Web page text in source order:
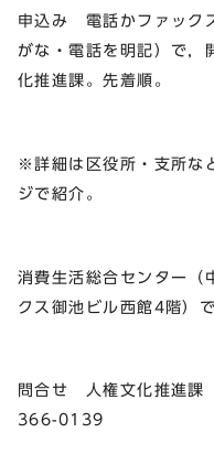
申込み 電話かファック
がな・電話を明記）で，
化推進課。先着順。
※詳細は区役所・支所な
ジで紹介。
消費生活総合センター（
クス御池ビル西館4階）
問合せ 人権文化推進
366-0139